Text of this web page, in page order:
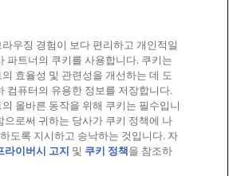
상표
공급망 투명성
공정 및 공개 경쟁
영국 세금 전략
쿠키 정책
쿠키 설정
우징 경험이 보다 편리하고 개인적일
파트너의 쿠키를 사용합니다. 쿠키는
효율성 및 관련성을 개선하는 데 도
컴퓨터의 유용한 정보를 저장합니다.
올바른 동작을 위해 쿠키는 필수입니
으로써 귀하는 당사가 쿠키 정책에 나
도록 지시하고 승낙하는 것입니다. 자
라이버시 고지 및 쿠키 정책을 참조하